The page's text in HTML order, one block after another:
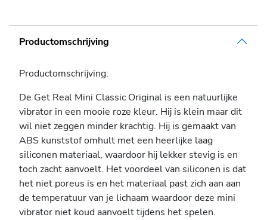
Productomschrijving
Productomschrijving:
De Get Real Mini Classic Original is een natuurlijke
vibrator in een mooie roze kleur. Hij is klein maar dit
wil niet zeggen minder krachtig. Hij is gemaakt van
ABS kunststof omhult met een heerlijke laag
siliconen materiaal, waardoor hij lekker stevig is en
toch zacht aanvoelt. Het voordeel van siliconen is dat
het niet poreus is en het materiaal past zich aan aan
de temperatuur van je lichaam waardoor deze mini
vibrator niet koud aanvoelt tijdens het spelen.